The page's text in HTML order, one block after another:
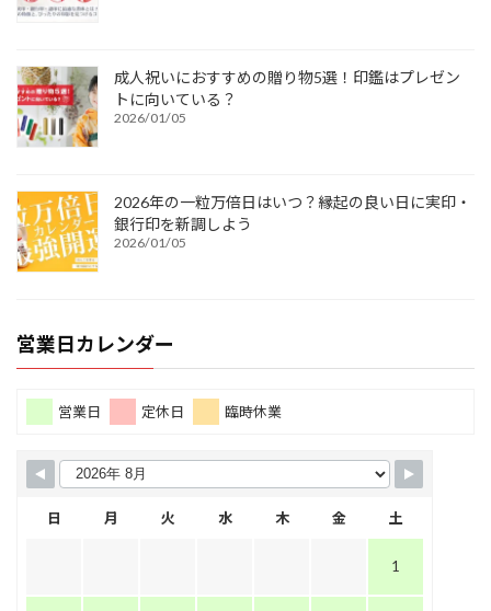
成人祝いにおすすめの贈り物5選！印鑑はプレゼン
トに向いている？
2026/01/05
2026年の一粒万倍日はいつ？縁起の良い日に実印・
銀行印を新調しよう
2026/01/05
営業日カレンダー
営業日 定休日 臨時休業
日 月 火 水 木 金 土
1